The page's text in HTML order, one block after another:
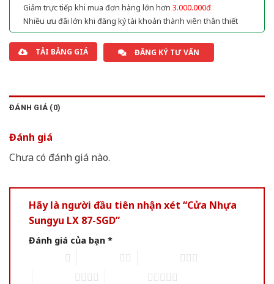
Giảm trực tiếp khi mua đơn hàng lớn hơn 3.000.000đ
Nhiều ưu đãi lớn khi đăng ký tài khoản thành viên thân thiết
TẢI BẢNG GIÁ ĐĂNG KÝ TƯ VẤN
ĐÁNH GIÁ (0)
Đánh giá
Chưa có đánh giá nào.
Hãy là người đầu tiên nhận xét “Cửa Nhựa
Sungyu LX 87-SGD”
Đánh giá của bạn *